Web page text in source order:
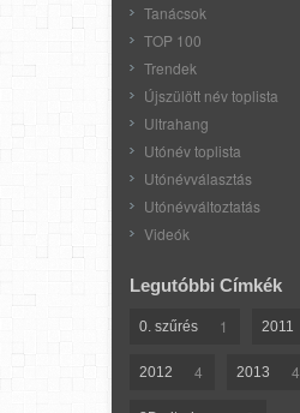
Tanácsok
TOP 100
Trendek
Újszülött név toplista
Ultrahang
Utónév toplista
Utónévválasztás
Utónévváltoztatás
Videók
Legutóbbi Címkék
0. szűrés 1 2011
2012 4 2013 4